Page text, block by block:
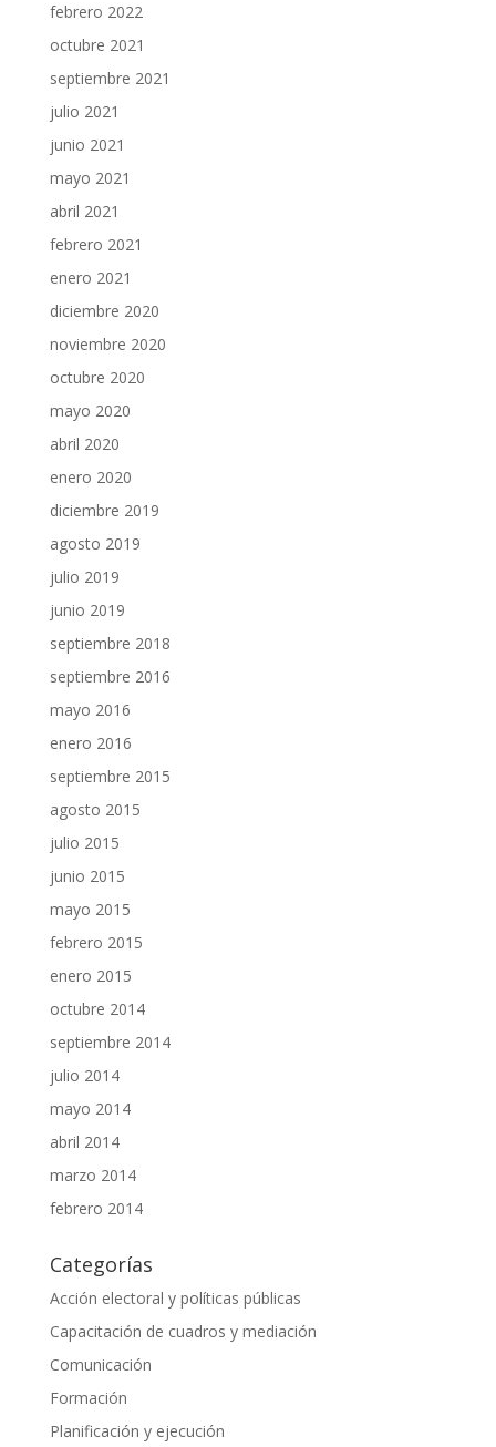
febrero 2022
octubre 2021
septiembre 2021
julio 2021
junio 2021
mayo 2021
abril 2021
febrero 2021
enero 2021
diciembre 2020
noviembre 2020
octubre 2020
mayo 2020
abril 2020
enero 2020
diciembre 2019
agosto 2019
julio 2019
junio 2019
septiembre 2018
septiembre 2016
mayo 2016
enero 2016
septiembre 2015
agosto 2015
julio 2015
junio 2015
mayo 2015
febrero 2015
enero 2015
octubre 2014
septiembre 2014
julio 2014
mayo 2014
abril 2014
marzo 2014
febrero 2014
Categorías
Acción electoral y políticas públicas
Capacitación de cuadros y mediación
Comunicación
Formación
Planificación y ejecución